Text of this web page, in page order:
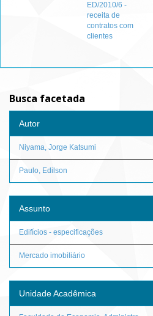
ED/2010/6 -
receita de
contratos com
clientes
Busca facetada
Autor
Niyama, Jorge Katsumi
Paulo, Edilson
Assunto
Edifícios - especificações
Mercado imobiliário
Unidade Acadêmica